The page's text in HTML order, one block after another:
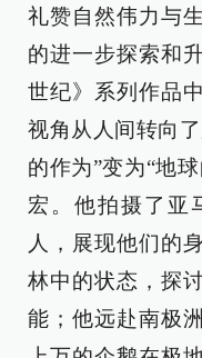
礼赞自然伟力与
的进一步探索和
世纪》系列作品
视角从人间转向
的作为”变为“地
宏。他拍摄了亚
人，展现他们的
林中的状态，探
能；他远赴南极